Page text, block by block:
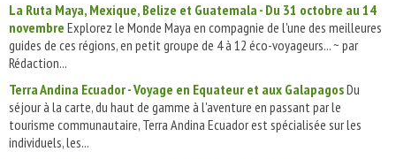
La Ruta Maya, Mexique, Belize et Guatemala - Du 31 octobre au 14
novembre Explorez le Monde Maya en compagnie de l'une des meilleures
guides de ces régions, en petit groupe de 4 à 12 éco-voyageurs... ~ par
Rédaction...
Terra Andina Ecuador - Voyage en Equateur et aux GalapagosDu
séjour à la carte, du haut de gamme à l'aventure en passant par le
tourisme communautaire, Terra Andina Ecuador est spécialisée sur les
individuels, les...